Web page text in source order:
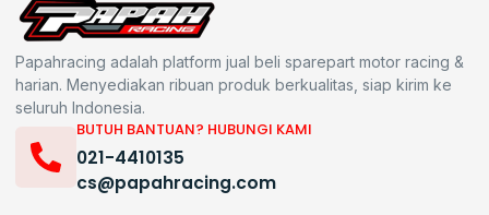
Papahracing adalah platform jual beli sparepart motor racing &
harian. Menyediakan ribuan produk berkualitas, siap kirim ke
seluruh Indonesia.
BUTUH BANTUAN? HUBUNGI KAMI
021-4410135
cs@papahracing.com